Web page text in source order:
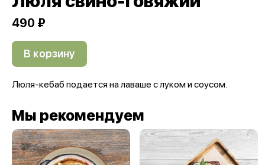
490 ₽
В корзину
Люля-кебаб подается на лаваше с луком и соусом.
Мы рекомендуем